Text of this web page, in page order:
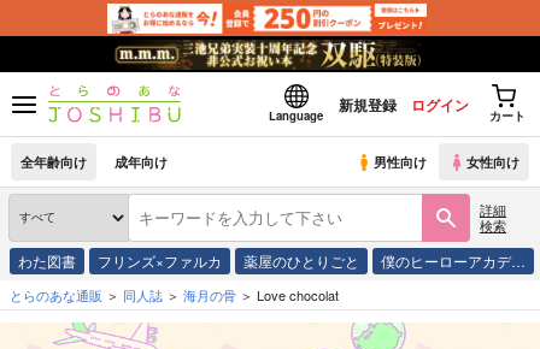
Language
新規登録 ログイン
カート
全年齢向け 成年向け 男性向け 女性向け
詳細
検索
わた図書 フリンズ×ファルカ 薬屋のひとりごと 僕のヒーローアカデ…
とらのあな通販 同人誌 海月の骨 Love chocolat